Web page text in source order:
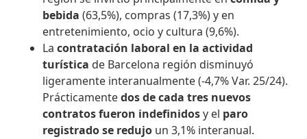
bebida (63,5%), compras (17,3%) y en
entretenimiento, ocio y cultura (9,6%).
Lacontratación laboral en la actividad
turística de Barcelona región disminuyó
ligeramente interanualmente (-4,7% Var. 25/24).
Prácticamentedos de cada tres nuevos
contratos fueron indefinidosy el paro
registrado se redujo un 3,1% interanual.